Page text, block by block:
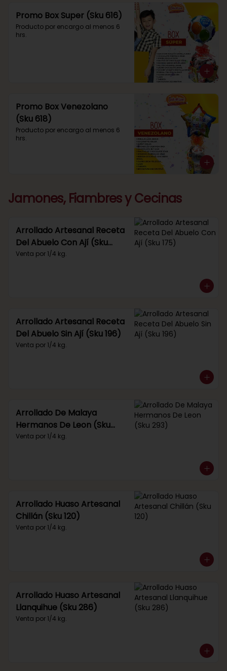
Promo Box Super (Sku 616)
Producto por encargo al menos 6
hrs.
Promo Box Venezolano
(Sku 618)
Producto por encargo al menos 6
hrs.
Jamones, Fiambres y Cecinas
Arrollado Artesanal Receta
Del Abuelo Con Ají (Sku
175)
Venta por 1/4 kg.
Arrollado Artesanal Receta
Del Abuelo Sin Ají (Sku 196)
Venta por 1/4 kg.
Arrollado De Malaya
Hermanos De Leon (Sku
293)
Venta por 1/4 kg.
Arrollado Huaso Artesanal
Chillán (Sku 120)
Venta por 1/4 kg.
Arrollado Huaso Artesanal
Llanquihue (Sku 286)
Venta por 1/4 kg.